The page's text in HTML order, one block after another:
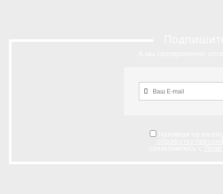
Нажимая на